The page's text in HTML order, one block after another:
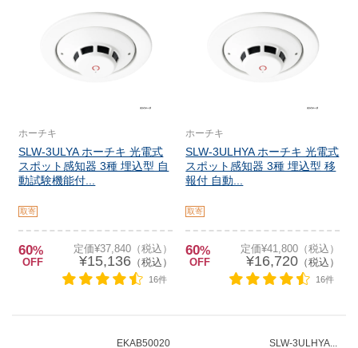
ホーチキ
SLW-3ULYA ホーチキ 光電式
スポット感知器 3種 埋込型 自
動試験機能付...
取寄
60%
OFF
定価¥37,840（税込）
¥15,136（税込）
16件
ホーチキ
SLW-3ULHYA ホーチキ 光電式
スポット感知器 3種 埋込型 移
報付 自動...
取寄
60%
OFF
定価¥41,800（税込）
¥16,720（税込）
16件
EKAB50020 SLW-3ULHYA...